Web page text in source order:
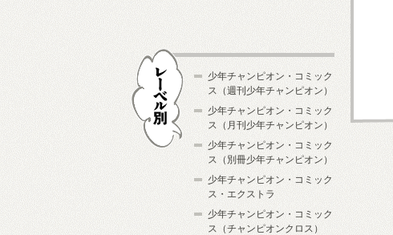
少年チャンピオン・コミック
ス（週刊少年チャンピオン）
少年チャンピオン・コミック
ス（月刊少年チャンピオン）
少年チャンピオン・コミック
ス（別冊少年チャンピオン）
少年チャンピオン・コミック
ス・エクストラ
少年チャンピオン・コミック
ス（チャンピオンクロス）